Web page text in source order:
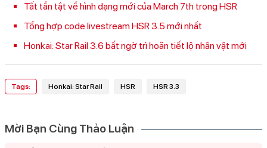
Tất tần tật về hình dạng mới của March 7th trong HSR
Tổng hợp code livestream HSR 3.5 mới nhất
Honkai: Star Rail 3.6 bất ngờ trì hoãn tiết lộ nhân vật mới
Tags: Honkai: Star Rail HSR HSR 3.3
Mời Bạn Cùng Thảo Luận